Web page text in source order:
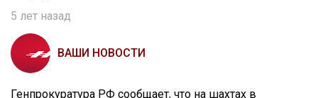
5 лет назад
ВАШИ НОВОСТИ
Генпрокуратура РФ сообщает, что на шахтах в